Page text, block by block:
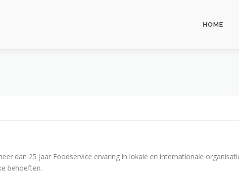
HOME
dan 25 jaar Foodservice ervaring in lokale en internationale
behoeften.